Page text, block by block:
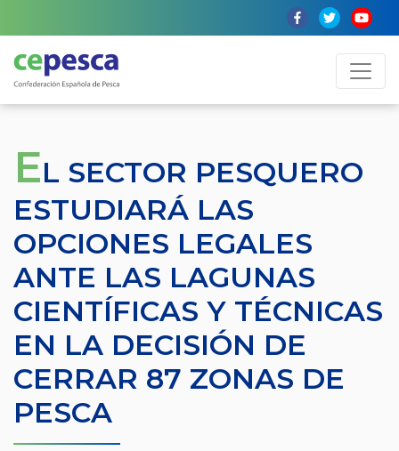
EL SECTOR PESQUERO
ESTUDIARÁ LAS
OPCIONES LEGALES
ANTE LAS LAGUNAS
CIENTÍFICAS Y TÉCNICAS
EN LA DECISIÓN DE
CERRAR 87 ZONAS DE
PESCA